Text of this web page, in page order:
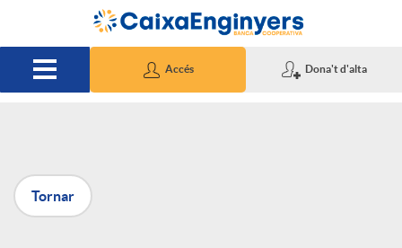
Salta al contingut principal
Accés Dona't d'alta
P
u
Tornar